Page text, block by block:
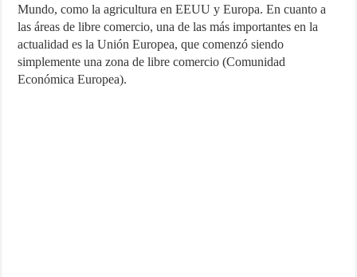
Mundo, como la agricultura en EEUU y Europa. En cuanto a
las áreas de libre comercio, una de las más importantes en la
actualidad es la Unión Europea, que comenzó siendo
simplemente una zona de libre comercio (Comunidad
Económica Europea).